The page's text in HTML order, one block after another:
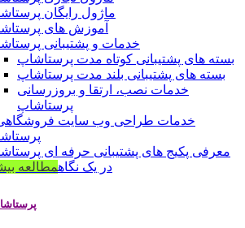
ماژول رایگان
آموزش های
خدمات و پشتیبانی
بسته های پشتیبانی کوتاه مدت پرستاشاپ
بسته های پشتیبانی بلند مدت پرستاشاپ
خدمات نصب، ارتقا و بروزرسانی
پرستاشاپ
خدمات طراحی وب سایت فروشگاهی
معرفی پکیج های پشتیبانی حرفه ای
در یک نگاهمطالعه